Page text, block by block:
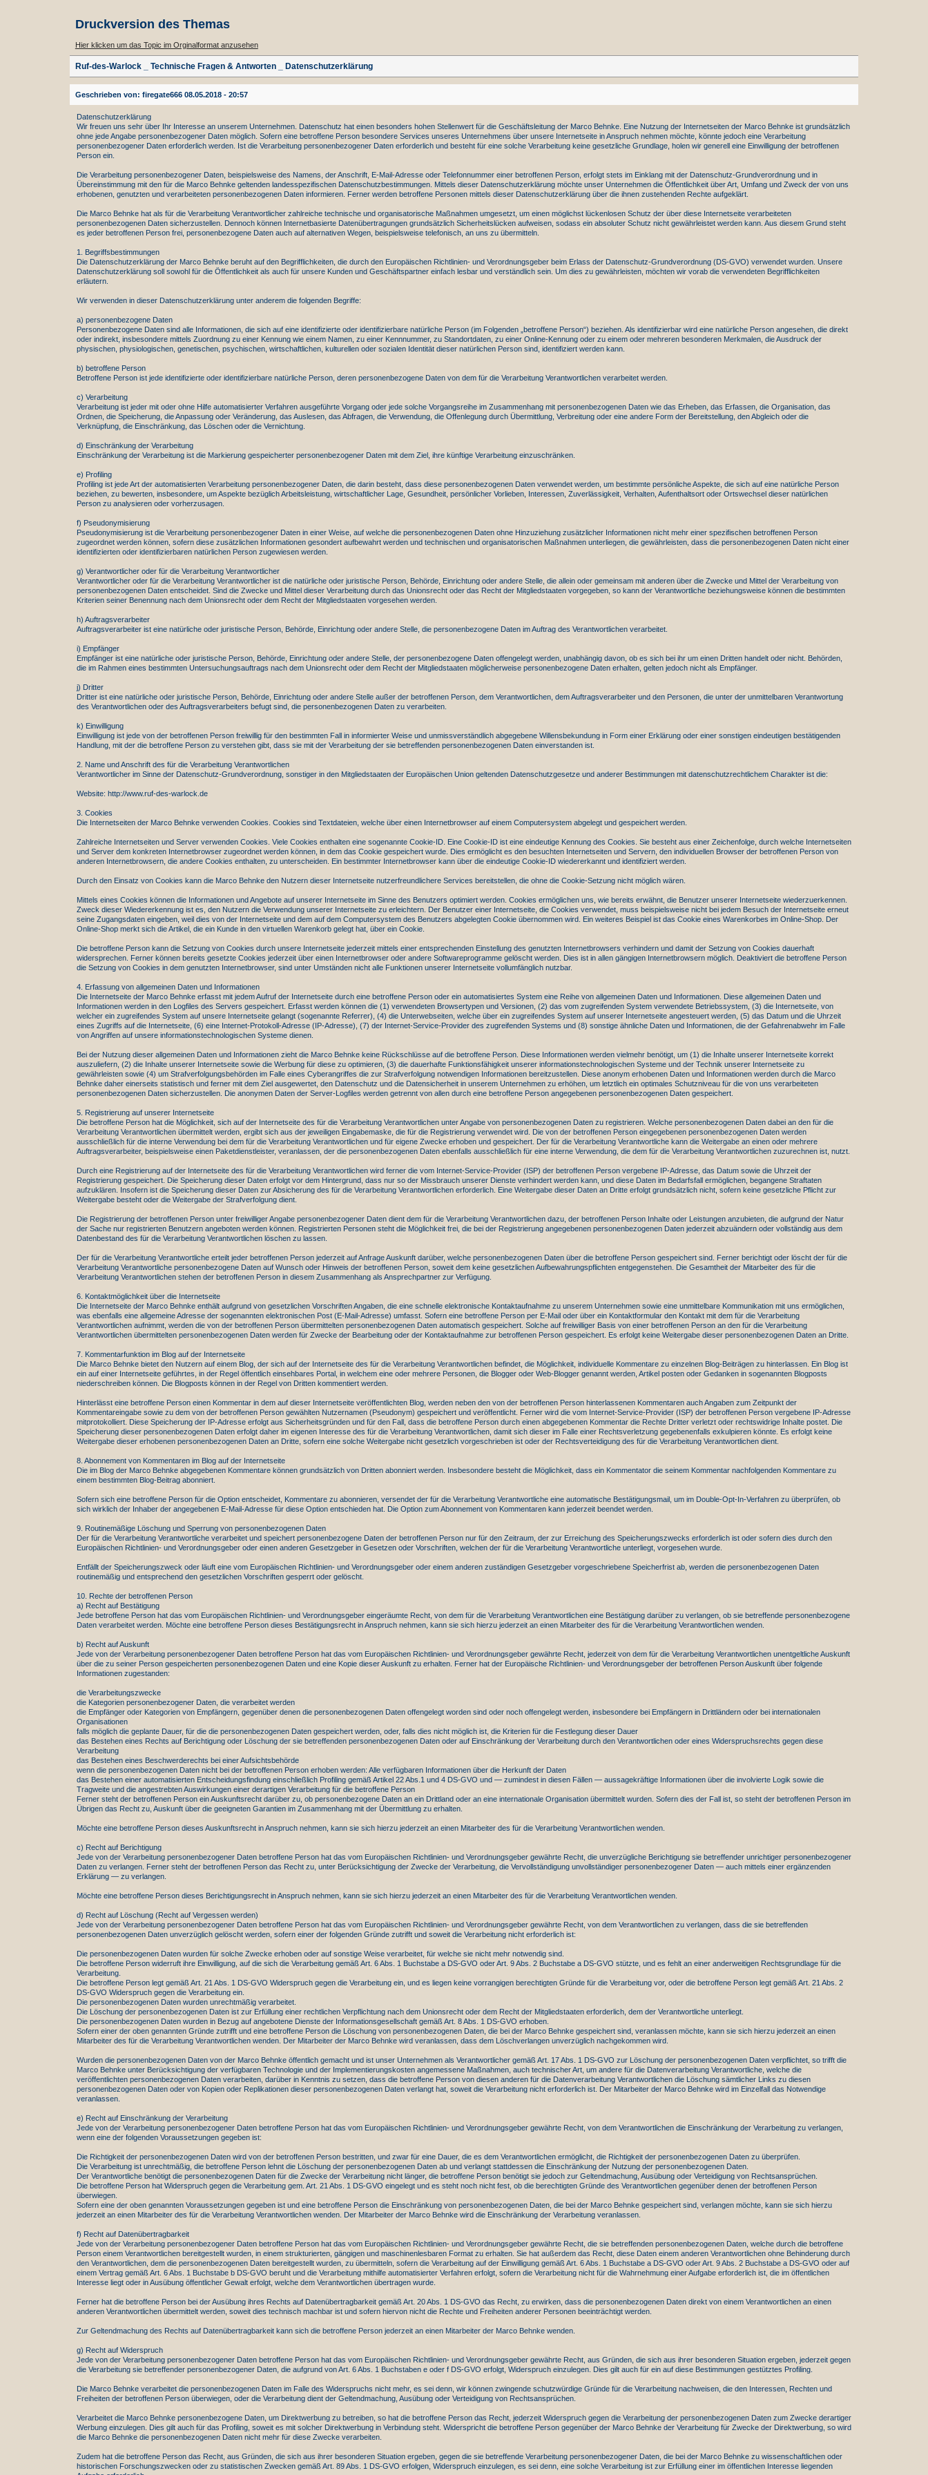
Druckversion des Themas
Hier klicken um das Topic im Orginalformat anzusehen
Ruf-des-Warlock _ Technische Fragen & Antworten _ Datenschutzerklärung
Geschrieben von: firegate666 08.05.2018 - 20:57
Datenschutzerklärung
Wir freuen uns sehr über Ihr Interesse an unserem Unternehmen. Datenschutz hat einen besonders hohen Stellenwert für die Geschäftsleitung der Marco Behnke. Eine Nutzung der Internetseiten der Marco Behnke ist grundsätzlich
ohne jede Angabe personenbezogener Daten möglich. Sofern eine betroffene Person besondere Services unseres Unternehmens über unsere Internetseite in Anspruch nehmen möchte, könnte jedoch eine Verarbeitung
personenbezogener Daten erforderlich werden. Ist die Verarbeitung personenbezogener Daten erforderlich und besteht für eine solche Verarbeitung keine gesetzliche Grundlage, holen wir generell eine Einwilligung der betroffenen
Person ein.
Die Verarbeitung personenbezogener Daten, beispielsweise des Namens, der Anschrift, E-Mail-Adresse oder Telefonnummer einer betroffenen Person, erfolgt stets im Einklang mit der Datenschutz-Grundverordnung und in
Übereinstimmung mit den für die Marco Behnke geltenden landesspezifischen Datenschutzbestimmungen. Mittels dieser Datenschutzerklärung möchte unser Unternehmen die Öffentlichkeit über Art, Umfang und Zweck der von uns
erhobenen, genutzten und verarbeiteten personenbezogenen Daten informieren. Ferner werden betroffene Personen mittels dieser Datenschutzerklärung über die ihnen zustehenden Rechte aufgeklärt.
Die Marco Behnke hat als für die Verarbeitung Verantwortlicher zahlreiche technische und organisatorische Maßnahmen umgesetzt, um einen möglichst lückenlosen Schutz der über diese Internetseite verarbeiteten
personenbezogenen Daten sicherzustellen. Dennoch können Internetbasierte Datenübertragungen grundsätzlich Sicherheitslücken aufweisen, sodass ein absoluter Schutz nicht gewährleistet werden kann. Aus diesem Grund steht
es jeder betroffenen Person frei, personenbezogene Daten auch auf alternativen Wegen, beispielsweise telefonisch, an uns zu übermitteln.
1. Begriffsbestimmungen
Die Datenschutzerklärung der Marco Behnke beruht auf den Begrifflichkeiten, die durch den Europäischen Richtlinien- und Verordnungsgeber beim Erlass der Datenschutz-Grundverordnung (DS-GVO) verwendet wurden. Unsere
Datenschutzerklärung soll sowohl für die Öffentlichkeit als auch für unsere Kunden und Geschäftspartner einfach lesbar und verständlich sein. Um dies zu gewährleisten, möchten wir vorab die verwendeten Begrifflichkeiten
erläutern.
Wir verwenden in dieser Datenschutzerklärung unter anderem die folgenden Begriffe:
a) personenbezogene Daten
Personenbezogene Daten sind alle Informationen, die sich auf eine identifizierte oder identifizierbare natürliche Person (im Folgenden „betroffene Person“) beziehen. Als identifizierbar wird eine natürliche Person angesehen, die direkt
oder indirekt, insbesondere mittels Zuordnung zu einer Kennung wie einem Namen, zu einer Kennnummer, zu Standortdaten, zu einer Online-Kennung oder zu einem oder mehreren besonderen Merkmalen, die Ausdruck der
physischen, physiologischen, genetischen, psychischen, wirtschaftlichen, kulturellen oder sozialen Identität dieser natürlichen Person sind, identifiziert werden kann.
b) betroffene Person
Betroffene Person ist jede identifizierte oder identifizierbare natürliche Person, deren personenbezogene Daten von dem für die Verarbeitung Verantwortlichen verarbeitet werden.
c) Verarbeitung
Verarbeitung ist jeder mit oder ohne Hilfe automatisierter Verfahren ausgeführte Vorgang oder jede solche Vorgangsreihe im Zusammenhang mit personenbezogenen Daten wie das Erheben, das Erfassen, die Organisation, das
Ordnen, die Speicherung, die Anpassung oder Veränderung, das Auslesen, das Abfragen, die Verwendung, die Offenlegung durch Übermittlung, Verbreitung oder eine andere Form der Bereitstellung, den Abgleich oder die
Verknüpfung, die Einschränkung, das Löschen oder die Vernichtung.
d) Einschränkung der Verarbeitung
Einschränkung der Verarbeitung ist die Markierung gespeicherter personenbezogener Daten mit dem Ziel, ihre künftige Verarbeitung einzuschränken.
e) Profiling
Profiling ist jede Art der automatisierten Verarbeitung personenbezogener Daten, die darin besteht, dass diese personenbezogenen Daten verwendet werden, um bestimmte persönliche Aspekte, die sich auf eine natürliche Person
beziehen, zu bewerten, insbesondere, um Aspekte bezüglich Arbeitsleistung, wirtschaftlicher Lage, Gesundheit, persönlicher Vorlieben, Interessen, Zuverlässigkeit, Verhalten, Aufenthaltsort oder Ortswechsel dieser natürlichen
Person zu analysieren oder vorherzusagen.
f) Pseudonymisierung
Pseudonymisierung ist die Verarbeitung personenbezogener Daten in einer Weise, auf welche die personenbezogenen Daten ohne Hinzuziehung zusätzlicher Informationen nicht mehr einer spezifischen betroffenen Person
zugeordnet werden können, sofern diese zusätzlichen Informationen gesondert aufbewahrt werden und technischen und organisatorischen Maßnahmen unterliegen, die gewährleisten, dass die personenbezogenen Daten nicht einer
identifizierten oder identifizierbaren natürlichen Person zugewiesen werden.
g) Verantwortlicher oder für die Verarbeitung Verantwortlicher
Verantwortlicher oder für die Verarbeitung Verantwortlicher ist die natürliche oder juristische Person, Behörde, Einrichtung oder andere Stelle, die allein oder gemeinsam mit anderen über die Zwecke und Mittel der Verarbeitung von
personenbezogenen Daten entscheidet. Sind die Zwecke und Mittel dieser Verarbeitung durch das Unionsrecht oder das Recht der Mitgliedstaaten vorgegeben, so kann der Verantwortliche beziehungsweise können die bestimmten
Kriterien seiner Benennung nach dem Unionsrecht oder dem Recht der Mitgliedstaaten vorgesehen werden.
h) Auftragsverarbeiter
Auftragsverarbeiter ist eine natürliche oder juristische Person, Behörde, Einrichtung oder andere Stelle, die personenbezogene Daten im Auftrag des Verantwortlichen verarbeitet.
i) Empfänger
Empfänger ist eine natürliche oder juristische Person, Behörde, Einrichtung oder andere Stelle, der personenbezogene Daten offengelegt werden, unabhängig davon, ob es sich bei ihr um einen Dritten handelt oder nicht. Behörden,
die im Rahmen eines bestimmten Untersuchungsauftrags nach dem Unionsrecht oder dem Recht der Mitgliedstaaten möglicherweise personenbezogene Daten erhalten, gelten jedoch nicht als Empfänger.
j) Dritter
Dritter ist eine natürliche oder juristische Person, Behörde, Einrichtung oder andere Stelle außer der betroffenen Person, dem Verantwortlichen, dem Auftragsverarbeiter und den Personen, die unter der unmittelbaren Verantwortung
des Verantwortlichen oder des Auftragsverarbeiters befugt sind, die personenbezogenen Daten zu verarbeiten.
k) Einwilligung
Einwilligung ist jede von der betroffenen Person freiwillig für den bestimmten Fall in informierter Weise und unmissverständlich abgegebene Willensbekundung in Form einer Erklärung oder einer sonstigen eindeutigen bestätigenden
Handlung, mit der die betroffene Person zu verstehen gibt, dass sie mit der Verarbeitung der sie betreffenden personenbezogenen Daten einverstanden ist.
2. Name und Anschrift des für die Verarbeitung Verantwortlichen
Verantwortlicher im Sinne der Datenschutz-Grundverordnung, sonstiger in den Mitgliedstaaten der Europäischen Union geltenden Datenschutzgesetze und anderer Bestimmungen mit datenschutzrechtlichem Charakter ist die:
Website: http://www.ruf-des-warlock.de
3. Cookies
Die Internetseiten der Marco Behnke verwenden Cookies. Cookies sind Textdateien, welche über einen Internetbrowser auf einem Computersystem abgelegt und gespeichert werden.
Zahlreiche Internetseiten und Server verwenden Cookies. Viele Cookies enthalten eine sogenannte Cookie-ID. Eine Cookie-ID ist eine eindeutige Kennung des Cookies. Sie besteht aus einer Zeichenfolge, durch welche Internetseiten
und Server dem konkreten Internetbrowser zugeordnet werden können, in dem das Cookie gespeichert wurde. Dies ermöglicht es den besuchten Internetseiten und Servern, den individuellen Browser der betroffenen Person von
anderen Internetbrowsern, die andere Cookies enthalten, zu unterscheiden. Ein bestimmter Internetbrowser kann über die eindeutige Cookie-ID wiedererkannt und identifiziert werden.
Durch den Einsatz von Cookies kann die Marco Behnke den Nutzern dieser Internetseite nutzerfreundlichere Services bereitstellen, die ohne die Cookie-Setzung nicht möglich wären.
Mittels eines Cookies können die Informationen und Angebote auf unserer Internetseite im Sinne des Benutzers optimiert werden. Cookies ermöglichen uns, wie bereits erwähnt, die Benutzer unserer Internetseite wiederzuerkennen.
Zweck dieser Wiedererkennung ist es, den Nutzern die Verwendung unserer Internetseite zu erleichtern. Der Benutzer einer Internetseite, die Cookies verwendet, muss beispielsweise nicht bei jedem Besuch der Internetseite erneut
seine Zugangsdaten eingeben, weil dies von der Internetseite und dem auf dem Computersystem des Benutzers abgelegten Cookie übernommen wird. Ein weiteres Beispiel ist das Cookie eines Warenkorbes im Online-Shop. Der
Online-Shop merkt sich die Artikel, die ein Kunde in den virtuellen Warenkorb gelegt hat, über ein Cookie.
Die betroffene Person kann die Setzung von Cookies durch unsere Internetseite jederzeit mittels einer entsprechenden Einstellung des genutzten Internetbrowsers verhindern und damit der Setzung von Cookies dauerhaft
widersprechen. Ferner können bereits gesetzte Cookies jederzeit über einen Internetbrowser oder andere Softwareprogramme gelöscht werden. Dies ist in allen gängigen Internetbrowsern möglich. Deaktiviert die betroffene Person
die Setzung von Cookies in dem genutzten Internetbrowser, sind unter Umständen nicht alle Funktionen unserer Internetseite vollumfänglich nutzbar.
4. Erfassung von allgemeinen Daten und Informationen
Die Internetseite der Marco Behnke erfasst mit jedem Aufruf der Internetseite durch eine betroffene Person oder ein automatisiertes System eine Reihe von allgemeinen Daten und Informationen. Diese allgemeinen Daten und
Informationen werden in den Logfiles des Servers gespeichert. Erfasst werden können die (1) verwendeten Browsertypen und Versionen, (2) das vom zugreifenden System verwendete Betriebssystem, (3) die Internetseite, von
welcher ein zugreifendes System auf unsere Internetseite gelangt (sogenannte Referrer), (4) die Unterwebseiten, welche über ein zugreifendes System auf unserer Internetseite angesteuert werden, (5) das Datum und die Uhrzeit
eines Zugriffs auf die Internetseite, (6) eine Internet-Protokoll-Adresse (IP-Adresse), (7) der Internet-Service-Provider des zugreifenden Systems und (8) sonstige ähnliche Daten und Informationen, die der Gefahrenabwehr im Falle
von Angriffen auf unsere informationstechnologischen Systeme dienen.
Bei der Nutzung dieser allgemeinen Daten und Informationen zieht die Marco Behnke keine Rückschlüsse auf die betroffene Person. Diese Informationen werden vielmehr benötigt, um (1) die Inhalte unserer Internetseite korrekt
auszuliefern, (2) die Inhalte unserer Internetseite sowie die Werbung für diese zu optimieren, (3) die dauerhafte Funktionsfähigkeit unserer informationstechnologischen Systeme und der Technik unserer Internetseite zu
gewährleisten sowie (4) um Strafverfolgungsbehörden im Falle eines Cyberangriffes die zur Strafverfolgung notwendigen Informationen bereitzustellen. Diese anonym erhobenen Daten und Informationen werden durch die Marco
Behnke daher einerseits statistisch und ferner mit dem Ziel ausgewertet, den Datenschutz und die Datensicherheit in unserem Unternehmen zu erhöhen, um letztlich ein optimales Schutzniveau für die von uns verarbeiteten
personenbezogenen Daten sicherzustellen. Die anonymen Daten der Server-Logfiles werden getrennt von allen durch eine betroffene Person angegebenen personenbezogenen Daten gespeichert.
5. Registrierung auf unserer Internetseite
Die betroffene Person hat die Möglichkeit, sich auf der Internetseite des für die Verarbeitung Verantwortlichen unter Angabe von personenbezogenen Daten zu registrieren. Welche personenbezogenen Daten dabei an den für die
Verarbeitung Verantwortlichen übermittelt werden, ergibt sich aus der jeweiligen Eingabemaske, die für die Registrierung verwendet wird. Die von der betroffenen Person eingegebenen personenbezogenen Daten werden
ausschließlich für die interne Verwendung bei dem für die Verarbeitung Verantwortlichen und für eigene Zwecke erhoben und gespeichert. Der für die Verarbeitung Verantwortliche kann die Weitergabe an einen oder mehrere
Auftragsverarbeiter, beispielsweise einen Paketdienstleister, veranlassen, der die personenbezogenen Daten ebenfalls ausschließlich für eine interne Verwendung, die dem für die Verarbeitung Verantwortlichen zuzurechnen ist, nutzt.
Durch eine Registrierung auf der Internetseite des für die Verarbeitung Verantwortlichen wird ferner die vom Internet-Service-Provider (ISP) der betroffenen Person vergebene IP-Adresse, das Datum sowie die Uhrzeit der
Registrierung gespeichert. Die Speicherung dieser Daten erfolgt vor dem Hintergrund, dass nur so der Missbrauch unserer Dienste verhindert werden kann, und diese Daten im Bedarfsfall ermöglichen, begangene Straftaten
aufzuklären. Insofern ist die Speicherung dieser Daten zur Absicherung des für die Verarbeitung Verantwortlichen erforderlich. Eine Weitergabe dieser Daten an Dritte erfolgt grundsätzlich nicht, sofern keine gesetzliche Pflicht zur
Weitergabe besteht oder die Weitergabe der Strafverfolgung dient.
Die Registrierung der betroffenen Person unter freiwilliger Angabe personenbezogener Daten dient dem für die Verarbeitung Verantwortlichen dazu, der betroffenen Person Inhalte oder Leistungen anzubieten, die aufgrund der Natur
der Sache nur registrierten Benutzern angeboten werden können. Registrierten Personen steht die Möglichkeit frei, die bei der Registrierung angegebenen personenbezogenen Daten jederzeit abzuändern oder vollständig aus dem
Datenbestand des für die Verarbeitung Verantwortlichen löschen zu lassen.
Der für die Verarbeitung Verantwortliche erteilt jeder betroffenen Person jederzeit auf Anfrage Auskunft darüber, welche personenbezogenen Daten über die betroffene Person gespeichert sind. Ferner berichtigt oder löscht der für die
Verarbeitung Verantwortliche personenbezogene Daten auf Wunsch oder Hinweis der betroffenen Person, soweit dem keine gesetzlichen Aufbewahrungspflichten entgegenstehen. Die Gesamtheit der Mitarbeiter des für die
Verarbeitung Verantwortlichen stehen der betroffenen Person in diesem Zusammenhang als Ansprechpartner zur Verfügung.
6. Kontaktmöglichkeit über die Internetseite
Die Internetseite der Marco Behnke enthält aufgrund von gesetzlichen Vorschriften Angaben, die eine schnelle elektronische Kontaktaufnahme zu unserem Unternehmen sowie eine unmittelbare Kommunikation mit uns ermöglichen,
was ebenfalls eine allgemeine Adresse der sogenannten elektronischen Post (E-Mail-Adresse) umfasst. Sofern eine betroffene Person per E-Mail oder über ein Kontaktformular den Kontakt mit dem für die Verarbeitung
Verantwortlichen aufnimmt, werden die von der betroffenen Person übermittelten personenbezogenen Daten automatisch gespeichert. Solche auf freiwilliger Basis von einer betroffenen Person an den für die Verarbeitung
Verantwortlichen übermittelten personenbezogenen Daten werden für Zwecke der Bearbeitung oder der Kontaktaufnahme zur betroffenen Person gespeichert. Es erfolgt keine Weitergabe dieser personenbezogenen Daten an Dritte.
7. Kommentarfunktion im Blog auf der Internetseite
Die Marco Behnke bietet den Nutzern auf einem Blog, der sich auf der Internetseite des für die Verarbeitung Verantwortlichen befindet, die Möglichkeit, individuelle Kommentare zu einzelnen Blog-Beiträgen zu hinterlassen. Ein Blog ist
ein auf einer Internetseite geführtes, in der Regel öffentlich einsehbares Portal, in welchem eine oder mehrere Personen, die Blogger oder Web-Blogger genannt werden, Artikel posten oder Gedanken in sogenannten Blogposts
niederschreiben können. Die Blogposts können in der Regel von Dritten kommentiert werden.
Hinterlässt eine betroffene Person einen Kommentar in dem auf dieser Internetseite veröffentlichten Blog, werden neben den von der betroffenen Person hinterlassenen Kommentaren auch Angaben zum Zeitpunkt der
Kommentareingabe sowie zu dem von der betroffenen Person gewählten Nutzernamen (Pseudonym) gespeichert und veröffentlicht. Ferner wird die vom Internet-Service-Provider (ISP) der betroffenen Person vergebene IP-Adresse
mitprotokolliert. Diese Speicherung der IP-Adresse erfolgt aus Sicherheitsgründen und für den Fall, dass die betroffene Person durch einen abgegebenen Kommentar die Rechte Dritter verletzt oder rechtswidrige Inhalte postet. Die
Speicherung dieser personenbezogenen Daten erfolgt daher im eigenen Interesse des für die Verarbeitung Verantwortlichen, damit sich dieser im Falle einer Rechtsverletzung gegebenenfalls exkulpieren könnte. Es erfolgt keine
Weitergabe dieser erhobenen personenbezogenen Daten an Dritte, sofern eine solche Weitergabe nicht gesetzlich vorgeschrieben ist oder der Rechtsverteidigung des für die Verarbeitung Verantwortlichen dient.
8. Abonnement von Kommentaren im Blog auf der Internetseite
Die im Blog der Marco Behnke abgegebenen Kommentare können grundsätzlich von Dritten abonniert werden. Insbesondere besteht die Möglichkeit, dass ein Kommentator die seinem Kommentar nachfolgenden Kommentare zu
einem bestimmten Blog-Beitrag abonniert.
Sofern sich eine betroffene Person für die Option entscheidet, Kommentare zu abonnieren, versendet der für die Verarbeitung Verantwortliche eine automatische Bestätigungsmail, um im Double-Opt-In-Verfahren zu überprüfen, ob
sich wirklich der Inhaber der angegebenen E-Mail-Adresse für diese Option entschieden hat. Die Option zum Abonnement von Kommentaren kann jederzeit beendet werden.
9. Routinemäßige Löschung und Sperrung von personenbezogenen Daten
Der für die Verarbeitung Verantwortliche verarbeitet und speichert personenbezogene Daten der betroffenen Person nur für den Zeitraum, der zur Erreichung des Speicherungszwecks erforderlich ist oder sofern dies durch den
Europäischen Richtlinien- und Verordnungsgeber oder einen anderen Gesetzgeber in Gesetzen oder Vorschriften, welchen der für die Verarbeitung Verantwortliche unterliegt, vorgesehen wurde.
Entfällt der Speicherungszweck oder läuft eine vom Europäischen Richtlinien- und Verordnungsgeber oder einem anderen zuständigen Gesetzgeber vorgeschriebene Speicherfrist ab, werden die personenbezogenen Daten
routinemäßig und entsprechend den gesetzlichen Vorschriften gesperrt oder gelöscht.
10. Rechte der betroffenen Person
a) Recht auf Bestätigung
Jede betroffene Person hat das vom Europäischen Richtlinien- und Verordnungsgeber eingeräumte Recht, von dem für die Verarbeitung Verantwortlichen eine Bestätigung darüber zu verlangen, ob sie betreffende personenbezogene
Daten verarbeitet werden. Möchte eine betroffene Person dieses Bestätigungsrecht in Anspruch nehmen, kann sie sich hierzu jederzeit an einen Mitarbeiter des für die Verarbeitung Verantwortlichen wenden.
b) Recht auf Auskunft
Jede von der Verarbeitung personenbezogener Daten betroffene Person hat das vom Europäischen Richtlinien- und Verordnungsgeber gewährte Recht, jederzeit von dem für die Verarbeitung Verantwortlichen unentgeltliche Auskunft
über die zu seiner Person gespeicherten personenbezogenen Daten und eine Kopie dieser Auskunft zu erhalten. Ferner hat der Europäische Richtlinien- und Verordnungsgeber der betroffenen Person Auskunft über folgende
Informationen zugestanden:
die Verarbeitungszwecke
die Kategorien personenbezogener Daten, die verarbeitet werden
die Empfänger oder Kategorien von Empfängern, gegenüber denen die personenbezogenen Daten offengelegt worden sind oder noch offengelegt werden, insbesondere bei Empfängern in Drittländern oder bei internationalen
Organisationen
falls möglich die geplante Dauer, für die die personenbezogenen Daten gespeichert werden, oder, falls dies nicht möglich ist, die Kriterien für die Festlegung dieser Dauer
das Bestehen eines Rechts auf Berichtigung oder Löschung der sie betreffenden personenbezogenen Daten oder auf Einschränkung der Verarbeitung durch den Verantwortlichen oder eines Widerspruchsrechts gegen diese
Verarbeitung
das Bestehen eines Beschwerderechts bei einer Aufsichtsbehörde
wenn die personenbezogenen Daten nicht bei der betroffenen Person erhoben werden: Alle verfügbaren Informationen über die Herkunft der Daten
das Bestehen einer automatisierten Entscheidungsfindung einschließlich Profiling gemäß Artikel 22 Abs.1 und 4 DS-GVO und — zumindest in diesen Fällen — aussagekräftige Informationen über die involvierte Logik sowie die
Tragweite und die angestrebten Auswirkungen einer derartigen Verarbeitung für die betroffene Person
Ferner steht der betroffenen Person ein Auskunftsrecht darüber zu, ob personenbezogene Daten an ein Drittland oder an eine internationale Organisation übermittelt wurden. Sofern dies der Fall ist, so steht der betroffenen Person im
Übrigen das Recht zu, Auskunft über die geeigneten Garantien im Zusammenhang mit der Übermittlung zu erhalten.
Möchte eine betroffene Person dieses Auskunftsrecht in Anspruch nehmen, kann sie sich hierzu jederzeit an einen Mitarbeiter des für die Verarbeitung Verantwortlichen wenden.
c) Recht auf Berichtigung
Jede von der Verarbeitung personenbezogener Daten betroffene Person hat das vom Europäischen Richtlinien- und Verordnungsgeber gewährte Recht, die unverzügliche Berichtigung sie betreffender unrichtiger personenbezogener
Daten zu verlangen. Ferner steht der betroffenen Person das Recht zu, unter Berücksichtigung der Zwecke der Verarbeitung, die Vervollständigung unvollständiger personenbezogener Daten — auch mittels einer ergänzenden
Erklärung — zu verlangen.
Möchte eine betroffene Person dieses Berichtigungsrecht in Anspruch nehmen, kann sie sich hierzu jederzeit an einen Mitarbeiter des für die Verarbeitung Verantwortlichen wenden.
d) Recht auf Löschung (Recht auf Vergessen werden)
Jede von der Verarbeitung personenbezogener Daten betroffene Person hat das vom Europäischen Richtlinien- und Verordnungsgeber gewährte Recht, von dem Verantwortlichen zu verlangen, dass die sie betreffenden
personenbezogenen Daten unverzüglich gelöscht werden, sofern einer der folgenden Gründe zutrifft und soweit die Verarbeitung nicht erforderlich ist:
Die personenbezogenen Daten wurden für solche Zwecke erhoben oder auf sonstige Weise verarbeitet, für welche sie nicht mehr notwendig sind.
Die betroffene Person widerruft ihre Einwilligung, auf die sich die Verarbeitung gemäß Art. 6 Abs. 1 Buchstabe a DS-GVO oder Art. 9 Abs. 2 Buchstabe a DS-GVO stützte, und es fehlt an einer anderweitigen Rechtsgrundlage für die
Verarbeitung.
Die betroffene Person legt gemäß Art. 21 Abs. 1 DS-GVO Widerspruch gegen die Verarbeitung ein, und es liegen keine vorrangigen berechtigten Gründe für die Verarbeitung vor, oder die betroffene Person legt gemäß Art. 21 Abs. 2
DS-GVO Widerspruch gegen die Verarbeitung ein.
Die personenbezogenen Daten wurden unrechtmäßig verarbeitet.
Die Löschung der personenbezogenen Daten ist zur Erfüllung einer rechtlichen Verpflichtung nach dem Unionsrecht oder dem Recht der Mitgliedstaaten erforderlich, dem der Verantwortliche unterliegt.
Die personenbezogenen Daten wurden in Bezug auf angebotene Dienste der Informationsgesellschaft gemäß Art. 8 Abs. 1 DS-GVO erhoben.
Sofern einer der oben genannten Gründe zutrifft und eine betroffene Person die Löschung von personenbezogenen Daten, die bei der Marco Behnke gespeichert sind, veranlassen möchte, kann sie sich hierzu jederzeit an einen
Mitarbeiter des für die Verarbeitung Verantwortlichen wenden. Der Mitarbeiter der Marco Behnke wird veranlassen, dass dem Löschverlangen unverzüglich nachgekommen wird.
Wurden die personenbezogenen Daten von der Marco Behnke öffentlich gemacht und ist unser Unternehmen als Verantwortlicher gemäß Art. 17 Abs. 1 DS-GVO zur Löschung der personenbezogenen Daten verpflichtet, so trifft die
Marco Behnke unter Berücksichtigung der verfügbaren Technologie und der Implementierungskosten angemessene Maßnahmen, auch technischer Art, um andere für die Datenverarbeitung Verantwortliche, welche die
veröffentlichten personenbezogenen Daten verarbeiten, darüber in Kenntnis zu setzen, dass die betroffene Person von diesen anderen für die Datenverarbeitung Verantwortlichen die Löschung sämtlicher Links zu diesen
personenbezogenen Daten oder von Kopien oder Replikationen dieser personenbezogenen Daten verlangt hat, soweit die Verarbeitung nicht erforderlich ist. Der Mitarbeiter der Marco Behnke wird im Einzelfall das Notwendige
veranlassen.
e) Recht auf Einschränkung der Verarbeitung
Jede von der Verarbeitung personenbezogener Daten betroffene Person hat das vom Europäischen Richtlinien- und Verordnungsgeber gewährte Recht, von dem Verantwortlichen die Einschränkung der Verarbeitung zu verlangen,
wenn eine der folgenden Voraussetzungen gegeben ist:
Die Richtigkeit der personenbezogenen Daten wird von der betroffenen Person bestritten, und zwar für eine Dauer, die es dem Verantwortlichen ermöglicht, die Richtigkeit der personenbezogenen Daten zu überprüfen.
Die Verarbeitung ist unrechtmäßig, die betroffene Person lehnt die Löschung der personenbezogenen Daten ab und verlangt stattdessen die Einschränkung der Nutzung der personenbezogenen Daten.
Der Verantwortliche benötigt die personenbezogenen Daten für die Zwecke der Verarbeitung nicht länger, die betroffene Person benötigt sie jedoch zur Geltendmachung, Ausübung oder Verteidigung von Rechtsansprüchen.
Die betroffene Person hat Widerspruch gegen die Verarbeitung gem. Art. 21 Abs. 1 DS-GVO eingelegt und es steht noch nicht fest, ob die berechtigten Gründe des Verantwortlichen gegenüber denen der betroffenen Person
überwiegen.
Sofern eine der oben genannten Voraussetzungen gegeben ist und eine betroffene Person die Einschränkung von personenbezogenen Daten, die bei der Marco Behnke gespeichert sind, verlangen möchte, kann sie sich hierzu
jederzeit an einen Mitarbeiter des für die Verarbeitung Verantwortlichen wenden. Der Mitarbeiter der Marco Behnke wird die Einschränkung der Verarbeitung veranlassen.
f) Recht auf Datenübertragbarkeit
Jede von der Verarbeitung personenbezogener Daten betroffene Person hat das vom Europäischen Richtlinien- und Verordnungsgeber gewährte Recht, die sie betreffenden personenbezogenen Daten, welche durch die betroffene
Person einem Verantwortlichen bereitgestellt wurden, in einem strukturierten, gängigen und maschinenlesbaren Format zu erhalten. Sie hat außerdem das Recht, diese Daten einem anderen Verantwortlichen ohne Behinderung durch
den Verantwortlichen, dem die personenbezogenen Daten bereitgestellt wurden, zu übermitteln, sofern die Verarbeitung auf der Einwilligung gemäß Art. 6 Abs. 1 Buchstabe a DS-GVO oder Art. 9 Abs. 2 Buchstabe a DS-GVO oder auf
einem Vertrag gemäß Art. 6 Abs. 1 Buchstabe b DS-GVO beruht und die Verarbeitung mithilfe automatisierter Verfahren erfolgt, sofern die Verarbeitung nicht für die Wahrnehmung einer Aufgabe erforderlich ist, die im öffentlichen
Interesse liegt oder in Ausübung öffentlicher Gewalt erfolgt, welche dem Verantwortlichen übertragen wurde.
Ferner hat die betroffene Person bei der Ausübung ihres Rechts auf Datenübertragbarkeit gemäß Art. 20 Abs. 1 DS-GVO das Recht, zu erwirken, dass die personenbezogenen Daten direkt von einem Verantwortlichen an einen
anderen Verantwortlichen übermittelt werden, soweit dies technisch machbar ist und sofern hiervon nicht die Rechte und Freiheiten anderer Personen beeinträchtigt werden.
Zur Geltendmachung des Rechts auf Datenübertragbarkeit kann sich die betroffene Person jederzeit an einen Mitarbeiter der Marco Behnke wenden.
g) Recht auf Widerspruch
Jede von der Verarbeitung personenbezogener Daten betroffene Person hat das vom Europäischen Richtlinien- und Verordnungsgeber gewährte Recht, aus Gründen, die sich aus ihrer besonderen Situation ergeben, jederzeit gegen
die Verarbeitung sie betreffender personenbezogener Daten, die aufgrund von Art. 6 Abs. 1 Buchstaben e oder f DS-GVO erfolgt, Widerspruch einzulegen. Dies gilt auch für ein auf diese Bestimmungen gestütztes Profiling.
Die Marco Behnke verarbeitet die personenbezogenen Daten im Falle des Widerspruchs nicht mehr, es sei denn, wir können zwingende schutzwürdige Gründe für die Verarbeitung nachweisen, die den Interessen, Rechten und
Freiheiten der betroffenen Person überwiegen, oder die Verarbeitung dient der Geltendmachung, Ausübung oder Verteidigung von Rechtsansprüchen.
Verarbeitet die Marco Behnke personenbezogene Daten, um Direktwerbung zu betreiben, so hat die betroffene Person das Recht, jederzeit Widerspruch gegen die Verarbeitung der personenbezogenen Daten zum Zwecke derartiger
Werbung einzulegen. Dies gilt auch für das Profiling, soweit es mit solcher Direktwerbung in Verbindung steht. Widerspricht die betroffene Person gegenüber der Marco Behnke der Verarbeitung für Zwecke der Direktwerbung, so wird
die Marco Behnke die personenbezogenen Daten nicht mehr für diese Zwecke verarbeiten.
Zudem hat die betroffene Person das Recht, aus Gründen, die sich aus ihrer besonderen Situation ergeben, gegen die sie betreffende Verarbeitung personenbezogener Daten, die bei der Marco Behnke zu wissenschaftlichen oder
historischen Forschungszwecken oder zu statistischen Zwecken gemäß Art. 89 Abs. 1 DS-GVO erfolgen, Widerspruch einzulegen, es sei denn, eine solche Verarbeitung ist zur Erfüllung einer im öffentlichen Interesse liegenden